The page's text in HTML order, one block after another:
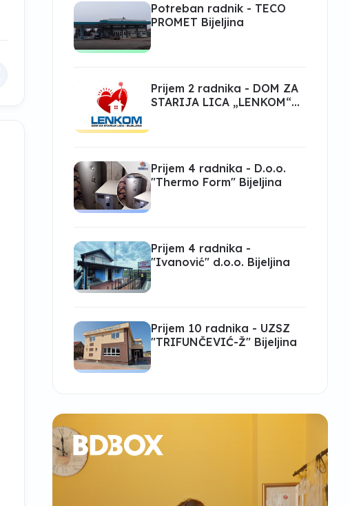
Potreban radnik - TECO
PROMET Bijeljina
Prijem 2 radnika - DOM ZA
STARIJA LICA „LENKOM“
Prijem 4 radnika - D.o.o.
"Thermo Form" Bijeljina
Prijem 4 radnika -
"Ivanović" d.o.o. Bijeljina
Prijem 10 radnika - UZSZ
"TRIFUNČEVIĆ-Ž" Bijeljina